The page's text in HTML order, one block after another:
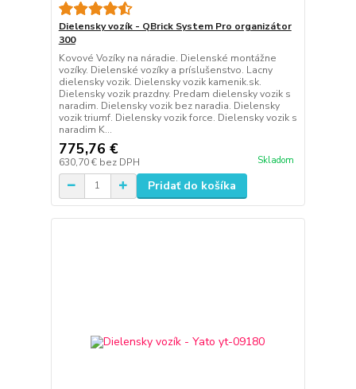
Dielensky vozík - QBrick System Pro organizátor
300
Kovové Vozíky na náradie. Dielenské montážne
vozíky. Dielenské vozíky a príslušenstvo. Lacny
dielensky vozik. Dielensky vozik kamenik.sk.
Dielensky vozik prazdny. Predam dielensky vozik s
naradim. Dielensky vozik bez naradia. Dielensky
vozik triumf. Dielensky vozik force. Dielensky vozik s
naradim K...
775,76 €
630,70 € bez DPH Skladom
Pridať do košíka